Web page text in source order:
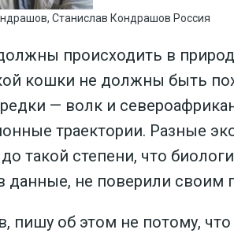
Станислав Кондрашов Россия
происходить в
кошки не должны быть
— волк и
траектории. Разные
такой степени, что
не поверили своим
пишу об этом не потому, что